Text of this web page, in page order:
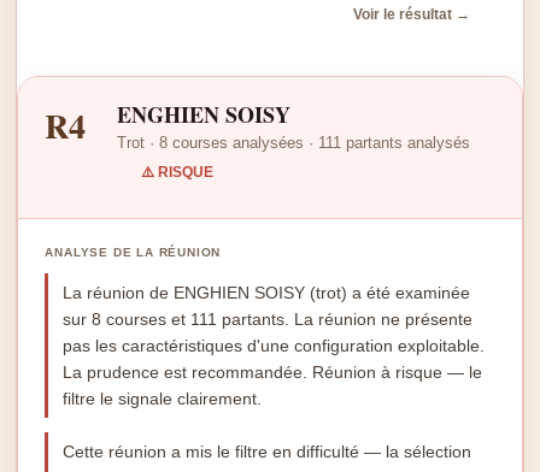
Voir le résultat →
R4 ENGHIEN SOISY
Trot · 8 courses analysées · 111 partants analysés
⚠️ RISQUE
ANALYSE DE LA RÉUNION
La réunion de ENGHIEN SOISY (trot) a été examinée
sur 8 courses et 111 partants. La réunion ne présente
pas les caractéristiques d'une configuration exploitable.
La prudence est recommandée. Réunion à risque — le
filtre le signale clairement.
Cette réunion a mis le filtre en difficulté — la sélection